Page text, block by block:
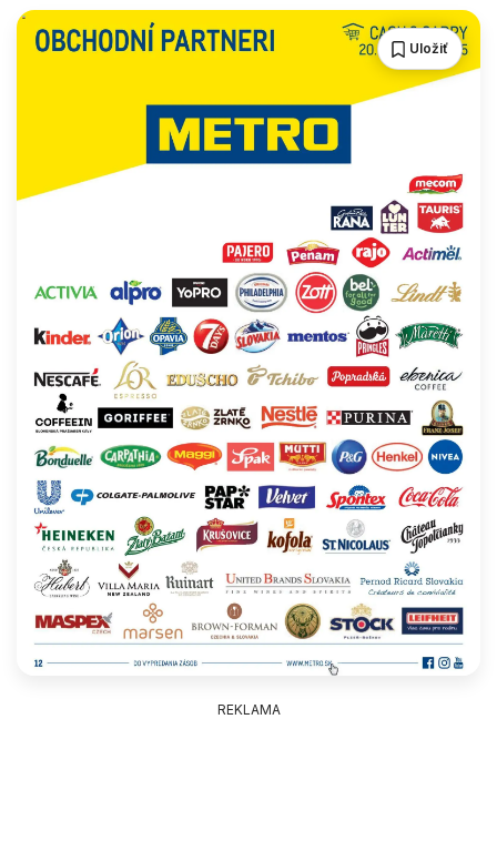
Uložiť
REKLAMA